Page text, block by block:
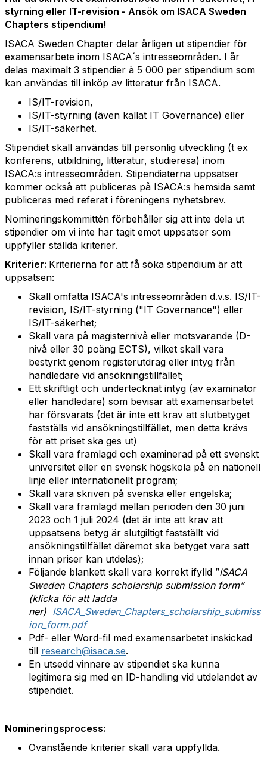
styrning eller IT-revision - Ansök om ISACA Sweden
Chapters stipendium!
ISACA Sweden Chapter delar årligen ut stipendier för
examensarbete inom ISACA´s intresseområden. I år
delas maximalt 3 stipendier à 5 000 per stipendium som
kan användas till inköp av litteratur från ISACA.
IS/IT-revision,
IS/IT-styrning (även kallat IT Governance) eller
IS/IT-säkerhet.
Stipendiet skall användas till personlig utveckling (t ex
konferens, utbildning, litteratur, studieresa) inom
ISACA:s intresseområden. Stipendiaterna uppsatser
kommer också att publiceras på ISACA:s hemsida samt
publiceras med referat i föreningens nyhetsbrev.
Nomineringskommittén förbehåller sig att inte dela ut
stipendier om vi inte har tagit emot uppsatser som
uppfyller ställda kriterier.
Kriterier: Kriterierna för att få söka stipendium är att
uppsatsen:
Skall omfatta ISACA's intresseområden d.v.s. IS/IT-
revision, IS/IT-styrning ("IT Governance") eller
IS/IT-säkerhet;
Skall vara på magisternivå eller motsvarande (D-
nivå eller 30 poäng ECTS), vilket skall vara
bestyrkt genom registerutdrag eller intyg från
handledare vid ansökningstillfället;
Ett skriftligt och undertecknat intyg (av examinator
eller handledare) som bevisar att examensarbetet
har försvarats (det är inte ett krav att slutbetyget
fastställs vid ansökningstillfället, men detta krävs
för att priset ska ges ut)
Skall vara framlagd och examinerad på ett svenskt
universitet eller en svensk högskola på en nationell
linje eller internationellt program;
Skall vara skriven på svenska eller engelska;
Skall vara framlagd mellan perioden den 30 juni
2023 och 1 juli 2024 (det är inte att krav att
uppsatsens betyg är slutgiltigt fastställt vid
ansökningstillfället däremot ska betyget vara satt
innan priser kan utdelas);
Följande blankett skall vara korrekt ifylld ”ISACA
Sweden Chapters scholarship submission form”
(klicka för att ladda
ner) ISACA_Sweden_Chapters_scholarship_submiss
ion_form.pdf
Pdf- eller Word-fil med examensarbetet inskickad
till research@isaca.se.
En utsedd vinnare av stipendiet ska kunna
legitimera sig med en ID-handling vid utdelandet av
stipendiet.
Nomineringsprocess:
Ovanstående kriterier skall vara uppfyllda.